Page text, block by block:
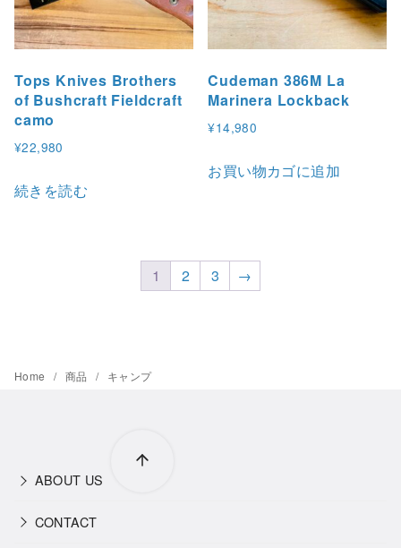
き
ま
Tops Knives Brothers
of Bushcraft Fieldcraft
camo
¥22,980
続きを読む
Cudeman 386M La
Marinera Lockback
¥14,980
お買い物カゴに追加
1 2 3 →
Home 商品 キャンプ
ABOUT US
CONTACT